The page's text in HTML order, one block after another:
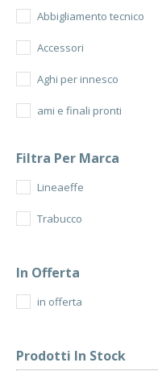
Abbigliamento tecnico
Accessori
Aghi per innesco
ami e finali pronti
canna fissa
Canna Match
Carrelli Tripodi e Picchetti
Filtra Per Marca
Lineaeffe
Trabucco
In Offerta
in offerta
Prodotti In Stock